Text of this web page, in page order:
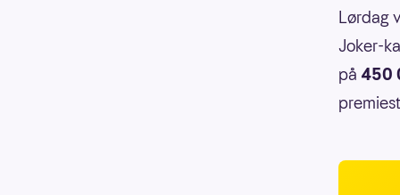
Lørdag
Joker-
på 450